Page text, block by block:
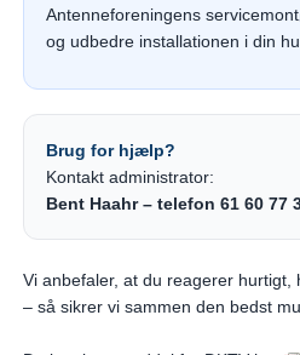
Antenneforeningens
og udbedre installationen i din
Brug for hjælp?
Kontakt administrator:
Bent Haahr – telefon 61 60 77
Vi anbefaler, at du reagerer hurtigt,
– så sikrer vi sammen den bedst